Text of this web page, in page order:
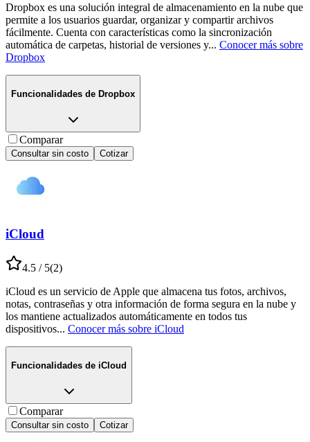
Dropbox es una solución integral de almacenamiento en la nube que
permite a los usuarios guardar, organizar y compartir archivos
fácilmente. Cuenta con características como la sincronización
automática de carpetas, historial de versiones y... Conocer más sobre
Dropbox
Funcionalidades de Dropbox
Comparar
Consultar sin costo Cotizar
iCloud
4.5 / 5(2)
iCloud es un servicio de Apple que almacena tus fotos, archivos,
notas, contraseñas y otra información de forma segura en la nube y
los mantiene actualizados automáticamente en todos tus
dispositivos... Conocer más sobre iCloud
Funcionalidades de iCloud
Comparar
Consultar sin costo Cotizar